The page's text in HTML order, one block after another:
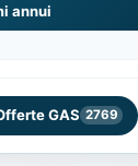
annui
GAS 2769